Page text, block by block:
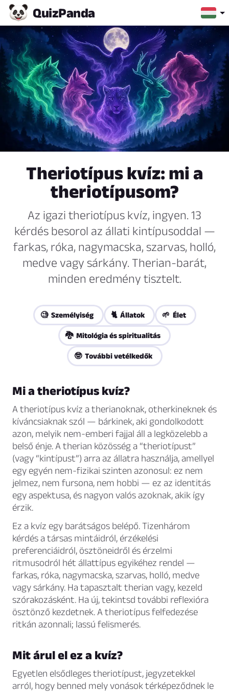
QuizPanda
Theriotípus kvíz: mi a
theriotípusom?
Az igazi theriotípus kvíz, ingyen. 13
kérdés besorol az állati kintípusoddal —
farkas, róka, nagymacska, szarvas, holló,
medve vagy sárkány. Therian-barát,
minden eredmény tisztelt.
🧐 Személyiség 🐈 Állatok 🌱 Élet
🐉 Mitológia és spiritualitás
🤓 További vetélkedők
Mi a theriotípus kvíz?
A theriotípus kvíz a therianoknak, otherkineknek és
kíváncsiaknak szól — bárkinek, aki gondolkodott
azon, melyik nem-emberi fajjal áll a legközelebb a
belső énje. A therian közösség a “theriotípust”
(vagy “kintípust”) arra az állatra használja, amellyel
egy egyén nem-fizikai szinten azonosul: ez nem
jelmez, nem fursona, nem hobbi — ez az identitás
egy aspektusa, és nagyon valós azoknak, akik így
érzik.
Ez a kvíz egy barátságos belépő. Tizenhárom
kérdés a társas mintáidról, érzékelési
preferenciáidról, ösztöneidről és érzelmi
ritmusodról hét állattípus egyikéhez rendel —
farkas, róka, nagymacska, szarvas, holló, medve
vagy sárkány. Ha tapasztalt therian vagy, kezeld
szórakozásként. Ha új, tekintsd további reflexióra
ösztönző kezdetnek. A theriotípus felfedezése
ritkán azonnali; lassú felismerés.
Mit árul el ez a kvíz?
Egyetlen elsődleges theriotípust, jegyzetekkel
arról, hogy benned mely vonások térképeződnek le